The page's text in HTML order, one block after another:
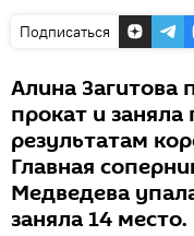
Подписаться
Алина Загитова
прокат и
результатам
Главная
Медведева
заняла 14 место.